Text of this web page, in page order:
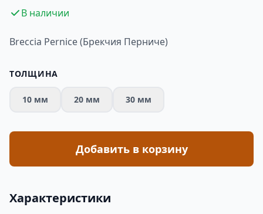
В наличии
Breccia Pernice (Брекчия Перниче)
ТОЛЩИНА
10 мм 20 мм 30 мм
Добавить в корзину
Характеристики